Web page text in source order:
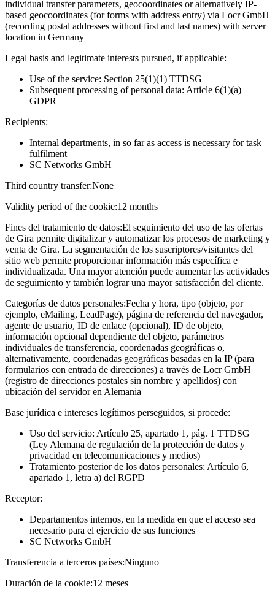
individual transfer parameters, geocoordinates or alternatively IP-
based geocoordinates (for forms with address entry) via Locr GmbH
(recording postal addresses without first and last names) with server
location in Germany
Legal basis and legitimate interests pursued, if applicable:
Use of the service: Section 25(1)(1) TTDSG
Subsequent processing of personal data: Article 6(1)(a)
GDPR
Recipients:
Internal departments, in so far as access is necessary for task
fulfilment
SC Networks GmbH
Third country transfer:None
Validity period of the cookie:12 months
Fines del tratamiento de datos:El seguimiento del uso de las ofertas
de Gira permite digitalizar y automatizar los procesos de marketing y
venta de Gira. La segmentación de los suscriptores/visitantes del
sitio web permite proporcionar información más específica e
individualizada. Una mayor atención puede aumentar las actividades
de seguimiento y también lograr una mayor satisfacción del cliente.
Categorías de datos personales:Fecha y hora, tipo (objeto, por
ejemplo, eMailing, LeadPage), página de referencia del navegador,
agente de usuario, ID de enlace (opcional), ID de objeto,
información opcional dependiente del objeto, parámetros
individuales de transferencia, coordenadas geográficas o,
alternativamente, coordenadas geográficas basadas en la IP (para
formularios con entrada de direcciones) a través de Locr GmbH
(registro de direcciones postales sin nombre y apellidos) con
ubicación del servidor en Alemania
Base jurídica e intereses legítimos perseguidos, si procede:
Uso del servicio: Artículo 25, apartado 1, pág. 1 TTDSG
(Ley Alemana de regulación de la protección de datos y
privacidad en telecomunicaciones y medios)
Tratamiento posterior de los datos personales: Artículo 6,
apartado 1, letra a) del RGPD
Receptor:
Departamentos internos, en la medida en que el acceso sea
necesario para el ejercicio de sus funciones
SC Networks GmbH
Transferencia a terceros países:Ninguno
Duración de la cookie:12 meses